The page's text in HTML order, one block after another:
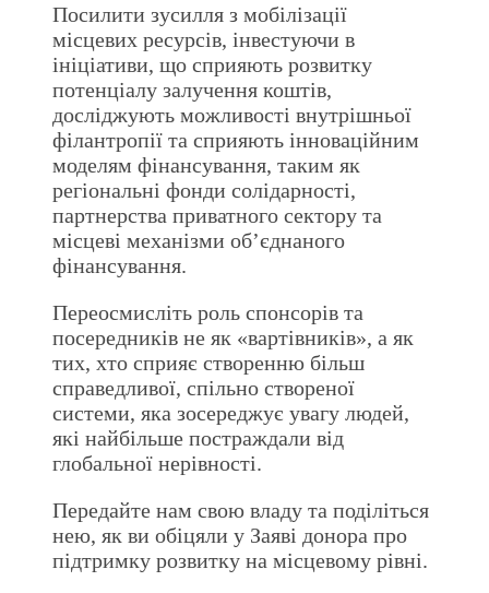
Посилити зусилля з мобілізації
місцевих ресурсів, інвестуючи в
ініціативи, що сприяють розвитку
потенціалу залучення коштів,
досліджують можливості внутрішньої
філантропії та сприяють інноваційним
моделям фінансування, таким як
регіональні фонди солідарності,
партнерства приватного сектору та
місцеві механізми об’єднаного
фінансування.
Переосмисліть роль спонсорів та
посередників не як «вартівників», а як
тих, хто сприяє створенню більш
справедливої, спільно створеної
системи, яка зосереджує увагу людей,
які найбільше постраждали від
глобальної нерівності.
Передайте нам свою владу та поділіться
нею, як ви обіцяли у Заяві донора про
підтримку розвитку на місцевому рівні.